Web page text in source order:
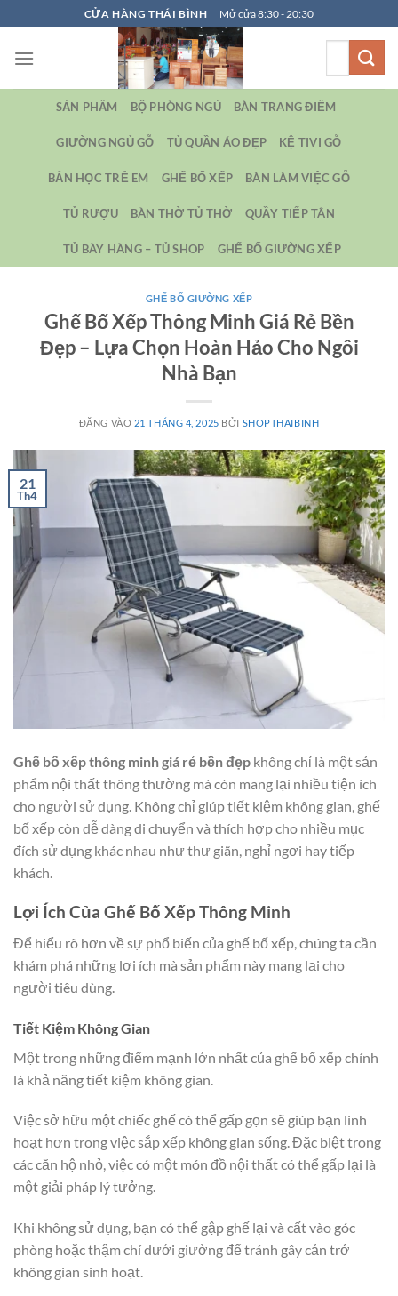
qua
nội
CỬA HÀNG THÁI BÌNH Mở cửa 8:30 - 20:30
SẢN PHẨM BỘ PHÒNG NGỦ BÀN TRANG ĐIỂM
GIƯỜNG NGỦ GỖ TỦ QUẦN ÁO ĐẸP KỆ TIVI GỖ
BẢN HỌC TRẺ EM GHẾ BỐ XẾP BÀN LÀM VIỆC GỖ
TỦ RƯỢU BÀN THỜ TỦ THỜ QUẦY TIẾP TÂN
TỦ BÀY HÀNG – TỦ SHOP GHẾ BỐ GIƯỜNG XẾP
GHẾ BỐ GIƯỜNG XẾP
Ghế Bố Xếp Thông Minh Giá Rẻ Bền
Đẹp – Lựa Chọn Hoàn Hảo Cho Ngôi
Nhà Bạn
ĐĂNG VÀO 21 THÁNG 4, 2025 BỞI SHOPTHAIBINH
21
Th4
Ghế bố xếp thông minh giá rẻ bền đẹp không chỉ là một sản
phẩm nội thất thông thường mà còn mang lại nhiều tiện ích
cho người sử dụng. Không chỉ giúp tiết kiệm không gian, ghế
bố xếp còn dễ dàng di chuyển và thích hợp cho nhiều mục
đích sử dụng khác nhau như thư giãn, nghỉ ngơi hay tiếp
khách.
Lợi Ích Của Ghế Bố Xếp Thông Minh
Để hiểu rõ hơn về sự phổ biến của ghế bố xếp, chúng ta cần
khám phá những lợi ích mà sản phẩm này mang lại cho
người tiêu dùng.
Tiết Kiệm Không Gian
Một trong những điểm mạnh lớn nhất của ghế bố xếp chính
là khả năng tiết kiệm không gian.
Việc sở hữu một chiếc ghế có thể gấp gọn sẽ giúp bạn linh
hoạt hơn trong việc sắp xếp không gian sống. Đặc biệt trong
các căn hộ nhỏ, việc có một món đồ nội thất có thể gấp lại là
một giải pháp lý tưởng.
Khi không sử dụng, bạn có thể gập ghế lại và cất vào góc
phòng hoặc thậm chí dưới giường để tránh gây cản trở
không gian sinh hoạt.